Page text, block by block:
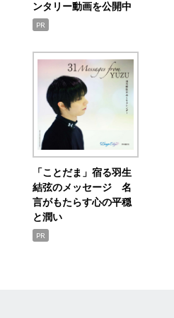
ンタリー動画を公開中
PR
「ことだま」宿る羽生
結弦のメッセージ 名
言がもたらす心の平穏
と潤い
PR